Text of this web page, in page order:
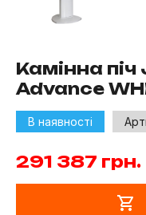
Камінна
Advance
В наявності
291 387 грн.